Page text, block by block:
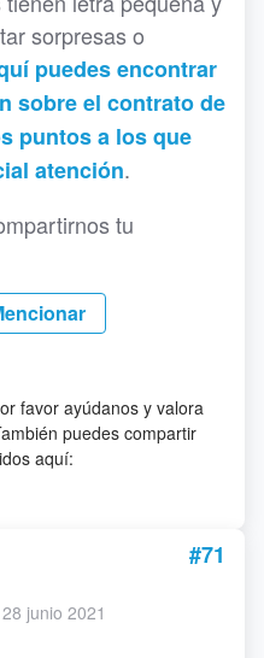
sorpresas o
puedes encontrar
sobre el contrato de
puntos a los que
atención.
tu
favor ayúdanos y valora
puedes compartir
aquí:
#71
28 junio 2021